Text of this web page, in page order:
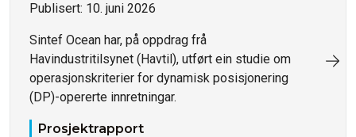
Publisert: 10. juni 2026
Sintef Ocean har, på oppdrag frå
Havindustritilsynet (Havtil), utført ein studie om
operasjonskriterier for dynamisk posisjonering
(DP)-opererte innretningar.
Prosjektrapport